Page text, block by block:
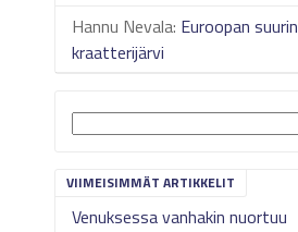
Hannu Nevala: Euroopan suurin
kraatterijärvi
VIIMEISIMMÄT ARTIKKELIT
Venuksessa vanhakin nuortuu